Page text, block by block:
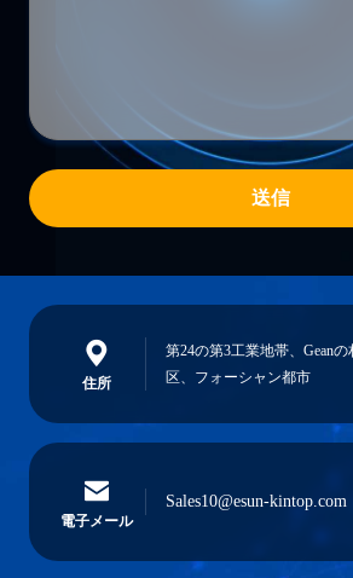
送信
住所
第24の第3工業地帯、Gean
区、フォーシャン都市
電子メール
Sales10@esun-kintop.com